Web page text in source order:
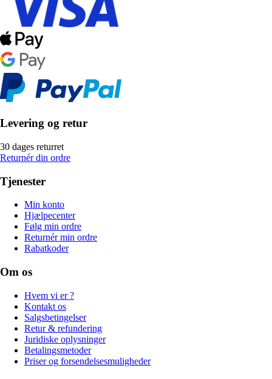
Levering og retur
30 dages returret
Returnér din ordre
Tjenester
Min konto
Hjælpecenter
Følg min ordre
Returnér min ordre
Rabatkoder
Om os
Hvem vi er ?
Kontakt os
Salgsbetingelser
Retur & refundering
Juridiske oplysninger
Betalingsmetoder
Priser og forsendelsesmuligheder